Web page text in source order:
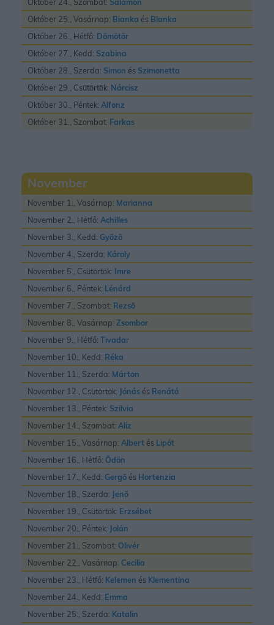
Október 25., Vasárnap: Bianka és Blanka
Október 26., Hétfő: Dömötör
Október 27., Kedd: Szabina
Október 28., Szerda: Simon és Szimonetta
Október 29., Csütörtök: Nárcisz
Október 30., Péntek: Alfonz
Október 31., Szombat: Farkas
November
November 1., Vasárnap: Marianna
November 2., Hétfő: Achilles
November 3., Kedd: Gyõzõ
November 4., Szerda: Károly
November 5., Csütörtök: Imre
November 6., Péntek: Lénárd
November 7., Szombat: Rezsõ
November 8., Vasárnap: Zsombor
November 9., Hétfő: Tivadar
November 10., Kedd: Réka
November 11., Szerda: Márton
November 12., Csütörtök: Jónás és Renátó
November 13., Péntek: Szilvia
November 14., Szombat: Aliz
November 15., Vasárnap: Albert és Lipót
November 16., Hétfő: Ödön
November 17., Kedd: Gergõ és Hortenzia
November 18., Szerda: Jenõ
November 19., Csütörtök: Erzsébet
November 20., Péntek: Jolán
November 21., Szombat: Olivér
November 22., Vasárnap: Cecilia
November 23., Hétfő: Kelemen és Klementina
November 24., Kedd: Emma
November 25., Szerda: Katalin